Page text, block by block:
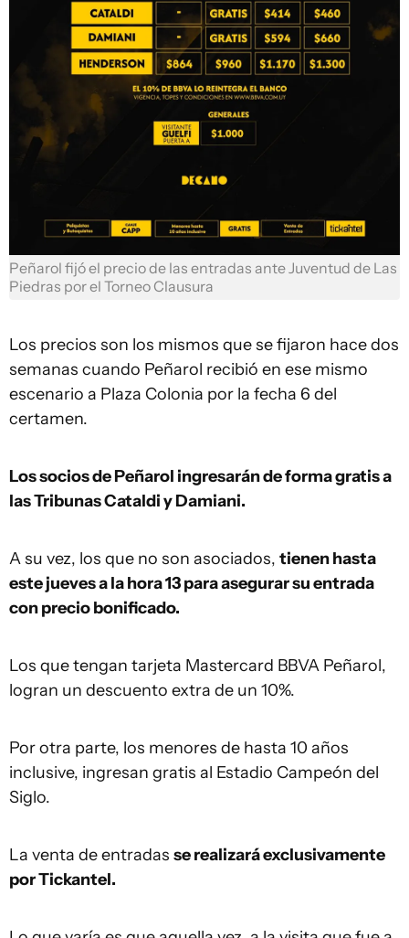
Peñarol fijó el precio de las entradas ante Juventud de Las
Piedras por el Torneo Clausura
Los precios son los mismos que se fijaron hace dos
semanas cuando Peñarol recibió en ese mismo
escenario a Plaza Colonia por la fecha 6 del
certamen.
Los socios de Peñarol ingresarán de forma gratis a
las Tribunas Cataldi y Damiani.
A su vez, los que no son asociados, tienen hasta
este jueves a la hora 13 para asegurar su entrada
con precio bonificado.
Los que tengan tarjeta Mastercard BBVA Peñarol,
logran un descuento extra de un 10%.
Por otra parte, los menores de hasta 10 años
inclusive, ingresan gratis al Estadio Campeón del
Siglo.
La venta de entradas se realizará exclusivamente
por Tickantel.